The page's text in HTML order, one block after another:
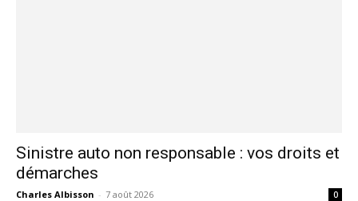
Sinistre auto non responsable : vos droits et
démarches
Charles Albisson - 7 août 2026 0